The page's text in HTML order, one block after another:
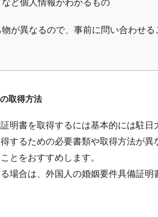
ど個人情報がわかるもの
が異なるので、事前に問い合わせる
取得方法
明書を取得するには基本的には駐日
するための必要書類や取得方法が
とをおすすめします。
場合は、外国人の婚姻要件具備証明